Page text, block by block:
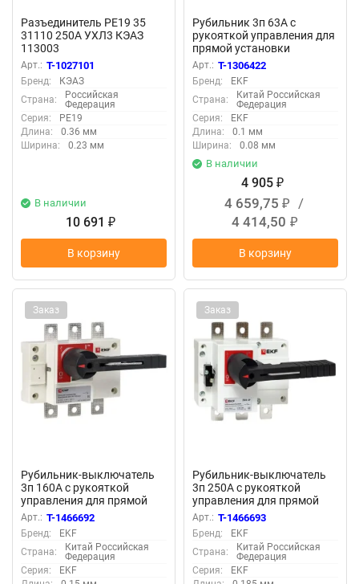
Разъединитель РЕ19 35
31110 250А УХЛ3 КЭАЗ
113003
Арт.: T-1027101
Бренд:
КЭАЗ
Страна:
Российская
Федерация
Серия:
РЕ19
Длина:
0.36 мм
Ширина:
0.23 мм
В наличии
10 691 ₽
В корзину
Рубильник 3п 63А с
рукояткой управления для
прямой установки
TwinBlock EKF tb-63-3p-f
Арт.: T-1306422
Бренд:
EKF
Страна:
Китай Российская
Федерация
Серия:
EKF
Длина:
0.1 мм
Ширина:
0.08 мм
В наличии
4 905 ₽
4 659,75 ₽
/
4 414,50 ₽
В корзину
Заказ
Рубильник-выключатель
3п 160А с рукояткой
управления для прямой
установки PowerSwitch
PROxima EKF psds-160-3
Арт.: T-1466692
Бренд:
EKF
Страна:
Китай Российская
Федерация
Серия:
EKF
Заказ
Рубильник-выключатель
3п 250А с рукояткой
управления для прямой
установки PowerSwitch
PROxima EKF psds-250-3
Арт.: T-1466693
Бренд:
EKF
Страна:
Китай Российская
Федерация
Серия:
EKF